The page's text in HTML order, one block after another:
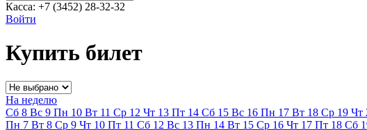
Касса: +7 (3452) 28-32-32
Войти
Купить билет
На неделю
Сб 8 Вс 9 Пн 10 Вт 11 Ср 12 Чт 13 Пт 14 Сб 15 Вс 16 Пн 17 Вт 18 Ср 19 Чт
Пн 7 Вт 8 Ср 9 Чт 10 Пт 11 Сб 12 Вс 13 Пн 14 Вт 15 Ср 16 Чт 17 Пт 18 Сб